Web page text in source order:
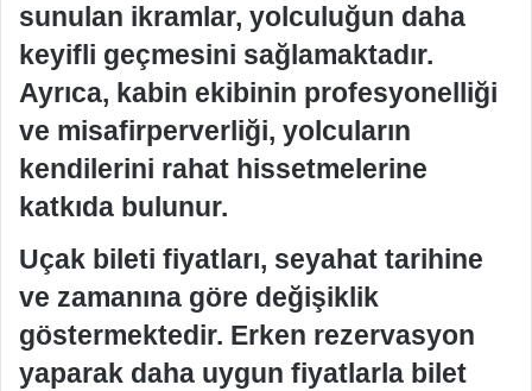
sunulan ikramlar, yolculuğun daha
keyifli geçmesini sağlamaktadır.
Ayrıca, kabin ekibinin profesyonelliği
ve misafirperverliği, yolcuların
kendilerini rahat hissetmelerine
katkıda bulunur.
Uçak bileti fiyatları, seyahat tarihine
ve zamanına göre değişiklik
göstermektedir. Erken rezervasyon
yaparak daha uygun fiyatlarla bilet